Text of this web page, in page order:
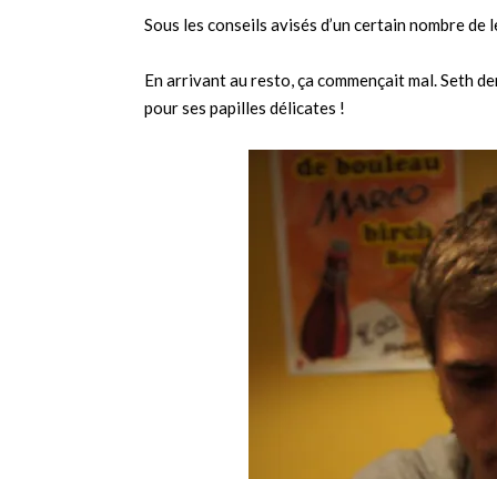
Sous les conseils avisés d’un certain nombre
En arrivant au resto, ça commençait mal. Seth
pour ses papilles délicates !